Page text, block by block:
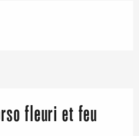
fleuri et feu